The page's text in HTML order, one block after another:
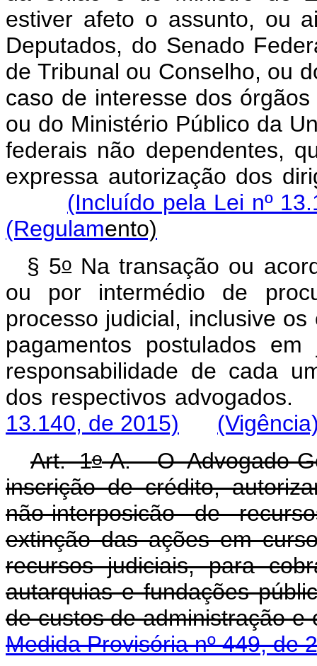
estiver afeto o assunto, ou
Deputados, do Senado
de Tribunal ou Conselho, ou
caso de interesse dos
ou do Ministério Público da
federais não dependentes,
expressa autorização dos
(Incluído pela Lei nº
(Regulamento)
§ 5oNa transação ou
ou por intermédio de
processo judicial, inclusive
pagamentos postulados
responsabilidade de cada
dos respectivos advogados.
13.140, de 2015)
Art. 1o-A.O Advogado-
inscrição de crédito,
não-interposicão de
extinção das ações em
recursos judiciais, para
autarquias e fundações
de custos de
Medida Provisória nº 449, de